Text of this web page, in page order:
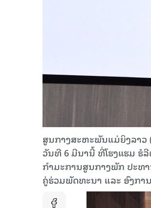
ສູນກາງສະຫະພັນແມ່ຍິງລາວ
ວັນທີ 6 ມີນານີ້ ທີ່ໂຮງແຮມ ຮໍ
ກໍາມະການສູນກາງພັກ ປະທ
ຄູ່ຮ່ວມພັດທະນາ ແລະ ອົງກາ